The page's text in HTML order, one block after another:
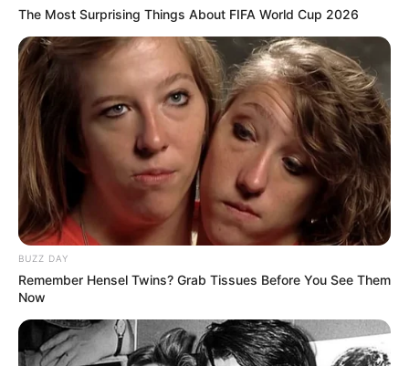
ถ้าวันนี้เพื่อนๆมีโอกาสได้ขึ้นไปบนท้องฟ้า แล้วมองลงมา
ข้างล่าง เพื่อนๆจะเห็นอะไรบ้าง ลองเลือกวิวทิวทัศน์
Horoscope.Mthai.comนำมาให้ดูกันนะครับ เพราะ
สิ่งที่เพื่อนๆเห็นนั้นสามารถบ่งบอกนิสัยของเพื่อนๆได้
ทายใจจากวิวทิวทัศน์
วิวทิวทัศน์ มีดังนี้
1. พื้นที่ราบปกคลุมด้วยหิมะสีขาว
2. พื้นน้ำทะเลสีน้ำเงินกว้างใหญ่
3. ภูเขามีต้นไม้ปกคลุมเป็นสีเขียว
4. ทุ่งที่เต็มไปด้วยสีเหลืองของดอกไม้
The Most Surprising Things About FIFA World Cup 2026
BUZZ DAY
Remember Hensel Twins? Grab Tissues Before You See Them
Now